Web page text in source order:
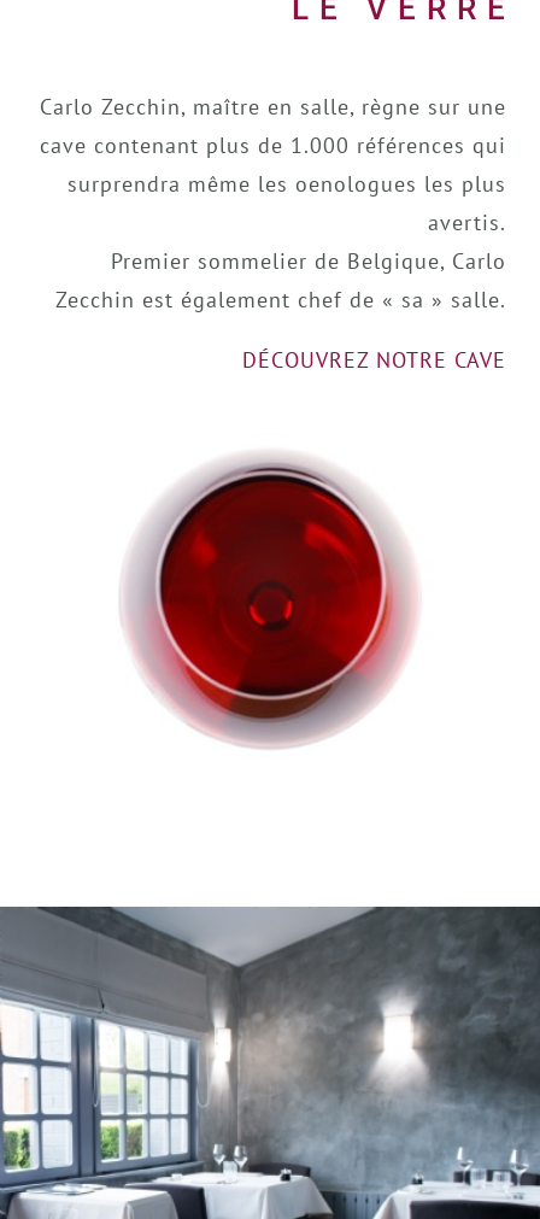
LE VERRE
Carlo Zecchin, maître en salle, règne sur une
cave contenant plus de 1.000 références qui
surprendra même les oenologues les plus
avertis.
Premier sommelier de Belgique, Carlo
Zecchin est également chef de « sa » salle.
DÉCOUVREZ NOTRE CAVE